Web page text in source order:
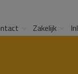
Zakelijk